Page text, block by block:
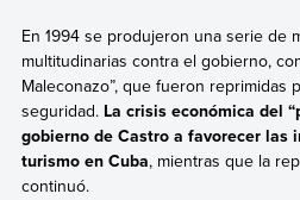
En 1994 se produjeron una serie de
multitudinarias contra el gobierno,
Maleconazo”, que fueron reprimidas
seguridad. La crisis económica del
gobierno de Castro a favorecer las
turismo en Cuba, mientras que la
continuó.